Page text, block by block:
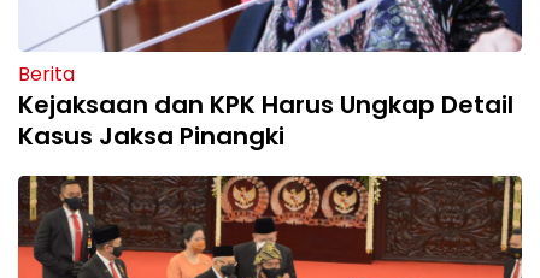
Berita
Kejaksaan dan KPK Harus Ungkap Detail
Kasus Jaksa Pinangki